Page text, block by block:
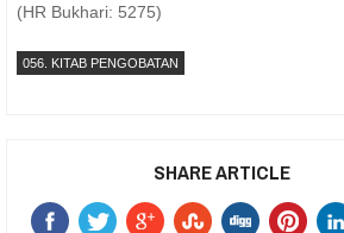
(HR Bukhari: 5275)
056. KITAB PENGOBATAN
SHARE ARTICLE